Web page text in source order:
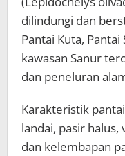
dilindungi dan
Pantai Kuta, Pantai
kawasan Sanur
dan peneluran
Karakteristik
landai, pasir halus,
dan kelembapan